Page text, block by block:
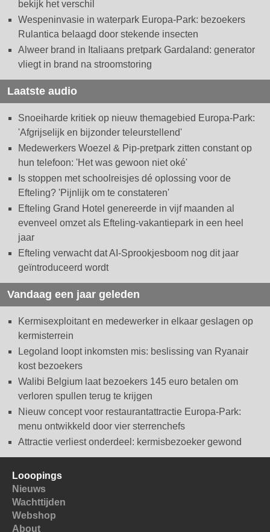
bekijk het verschil
Wespeninvasie in waterpark Europa-Park: bezoekers
Rulantica belaagd door stekende insecten
Alweer brand in Italiaans pretpark Gardaland: generator
vliegt in brand na stroomstoring
Laatste audio
Snoeiharde kritiek op nieuw themagebied Europa-Park:
'Afgrijselijk en bijzonder teleurstellend'
Medewerkers Woezel & Pip-pretpark zitten constant op
hun telefoon: 'Het was gewoon niet oké'
Is stoppen met schoolreisjes dé oplossing voor de
Efteling? 'Pijnlijk om te constateren'
Efteling Grand Hotel genereerde in vijf maanden al
evenveel omzet als Efteling-vakantiepark in een heel
jaar
Efteling verwacht dat AI-Sprookjesboom nog dit jaar
geïntroduceerd wordt
Vandaag een jaar geleden
Kermisexploitant en medewerker in elkaar geslagen op
kermisterrein
Legoland loopt inkomsten mis: beslissing van Ryanair
kost bezoekers
Walibi Belgium laat bezoekers 145 euro betalen om
verloren spullen terug te krijgen
Nieuw concept voor restaurantattractie Europa-Park:
menu ontwikkeld door vier sterrenchefs
Attractie verliest onderdeel: kermisbezoeker gewond
Looopings
Nieuws
Wachttijden
Webshop
About